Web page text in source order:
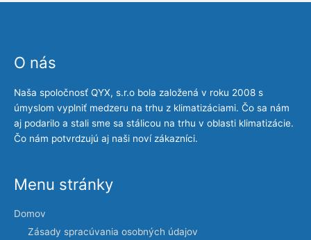
O nás
Naša spoločnosť QYX, s.r.o bola založená v roku 2008 s
úmyslom vyplniť medzeru na trhu z klimatizáciami. Čo sa nám
aj podarilo a stali sme sa stálicou na trhu v oblasti klimatizácie.
Čo nám potvrdzujú aj naši noví zákazníci.
Menu stránky
Domov
Zásady spracúvania osobných údajov